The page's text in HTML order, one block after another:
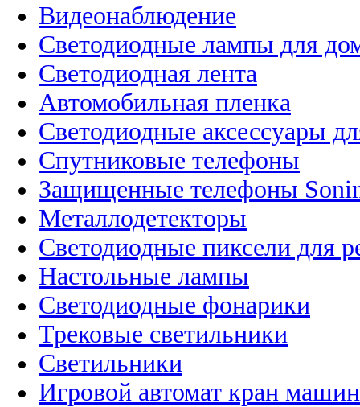
Видеонаблюдение
Светодиодные лампы для
Светодиодная лента
Автомобильная пленка
Светодиодные аксессуары
Спутниковые телефоны
Защищенные телефоны
Металлодетекторы
Светодиодные пиксели для
Настольные лампы
Светодиодные фонарики
Трековые светильники
Светильники
Игровой автомат кран